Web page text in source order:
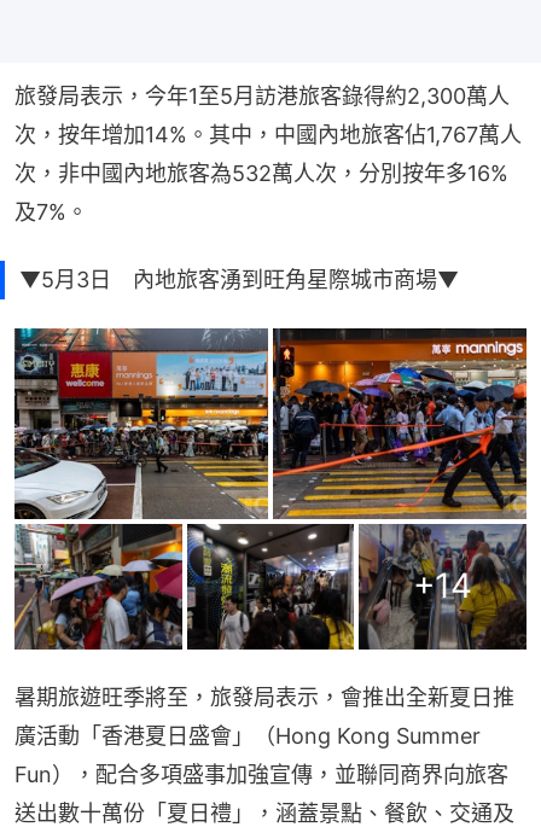
旅發局表示，今年1至5月訪港旅客錄得約2,300萬人
次，按年增加14%。其中，中國內地旅客佔1,767萬人
次，非中國內地旅客為532萬人次，分別按年多16%
及7%。
▼5月3日 內地旅客湧到旺角星際城市商場▼
+14
暑期旅遊旺季將至，旅發局表示，會推出全新夏日推
廣活動「香港夏日盛會」（Hong Kong Summer
Fun），配合多項盛事加強宣傳，並聯同商界向旅客
送出數十萬份「夏日禮」，涵蓋景點、餐飲、交通及